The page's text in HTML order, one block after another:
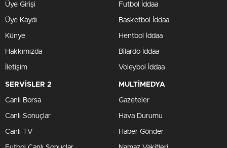
Üye Girişi
Üye Kaydı
Künye
Hakkımızda
İletişim
Futbol İddaa
Basketbol İddaa
Hentbol İddaa
Bilardo İddaa
Voleybol İddaa
SERVİSLER 2
Canlı Borsa
Canlı Sonuçlar
Canlı TV
MULTİMEDYA
Gazeteler
Hava Durumu
Haber Gönder